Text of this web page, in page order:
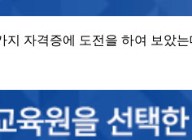
자격증에 도전을 하여 보았